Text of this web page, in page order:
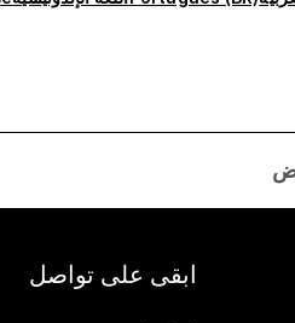
ابقى على تواصل